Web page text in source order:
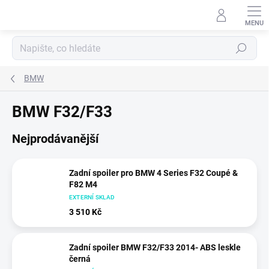
Hledat
BMW
BMW F32/F33
Nejprodávanější
Zadní spoiler pro BMW 4 Series F32 Coupé &
F82 M4
EXTERNÍ SKLAD
3 510 Kč
Zadní spoiler BMW F32/F33 2014- ABS leskle
černá